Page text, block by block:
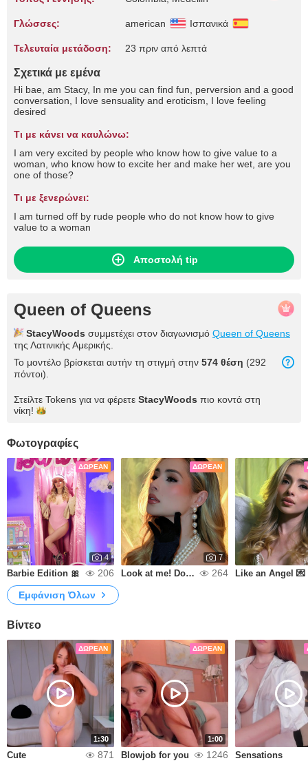
Γλώσσες: american Ισπανικά
Τελευταία μετάδοση: 23 πριν από λεπτά
Σχετικά με εμένα
Hi bae, am Stacy, In me you can find fun, perversion and a good
conversation, I love sensuality and eroticism, I love feeling
desired
Τι με κάνει να καυλώνω:
I am very excited by people who know how to give value to a
woman, who know how to excite her and make her wet, are you
one of those?
Τι με ξενερώνει:
I am turned off by rude people who do not know how to give
value to a woman
Αποστολή tip
Queen of Queens
StacyWoods συμμετέχει στον διαγωνισμό Queen of Queens
της Λατινικής Αμερικής.
Το μοντέλο βρίσκεται αυτήν τη στιγμή στην 574 θέση (292
πόντοι).
Στείλτε Tokens για να φέρετε StacyWoods πιο κοντά στη
νίκη!
Φωτογραφίες
ΔΩΡΕΆΝ
4
Barbie Edition 🎀 206
ΔΩΡΕΆΝ
7
Look at me! Don't stop doing it💥 264 Like an Angel 💌
Εμφάνιση Όλων
Βίντεο
ΔΩΡΕΆΝ
1:30
Cute 871
ΔΩΡΕΆΝ
1:00
Blowjob for you 1246 Sensations